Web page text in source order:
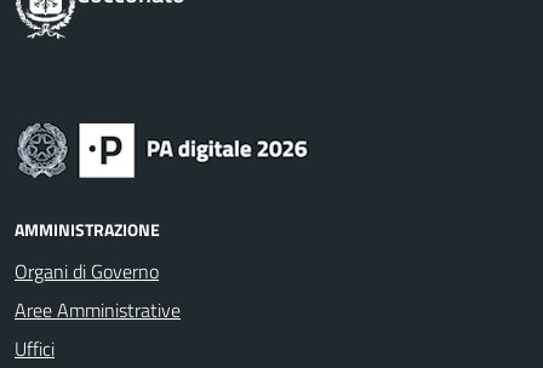
AMMINISTRAZIONE
Organi di Governo
Aree Amministrative
Uffici